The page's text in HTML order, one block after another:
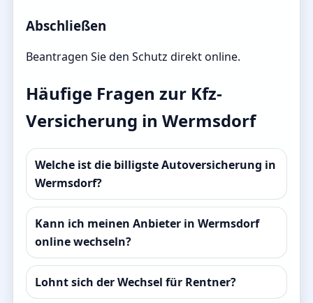
Abschließen
Beantragen Sie den Schutz direkt online.
Häufige Fragen zur Kfz-
Versicherung in Wermsdorf
Welche ist die billigste Autoversicherung in
Wermsdorf?
Kann ich meinen Anbieter in Wermsdorf
online wechseln?
Lohnt sich der Wechsel für Rentner?